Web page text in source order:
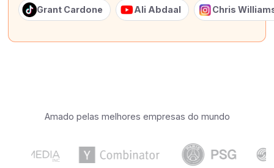
Grant Cardone Ali Abdaal Chris
Amado pelas melhores empresas do mundo